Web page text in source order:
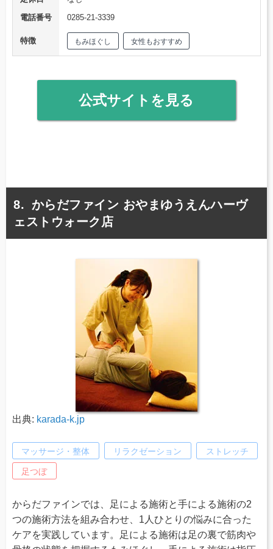
電話番号
0285-21-3339
特徴 もみほぐし 女性もおすすめ
公式サイトを見る
からだファイン おやまゆうえんハーヴ
ェストウォーク店
出典: karada-k.jp
マッサージ・整体 リラクゼーション ストレッチ
足つぼ
からだファインでは、足による施術と手による施術の2
つの施術方法を組み合わせ、1人ひとりの悩みに合った
ケアを実践しています。足による施術は足の裏で筋肉や